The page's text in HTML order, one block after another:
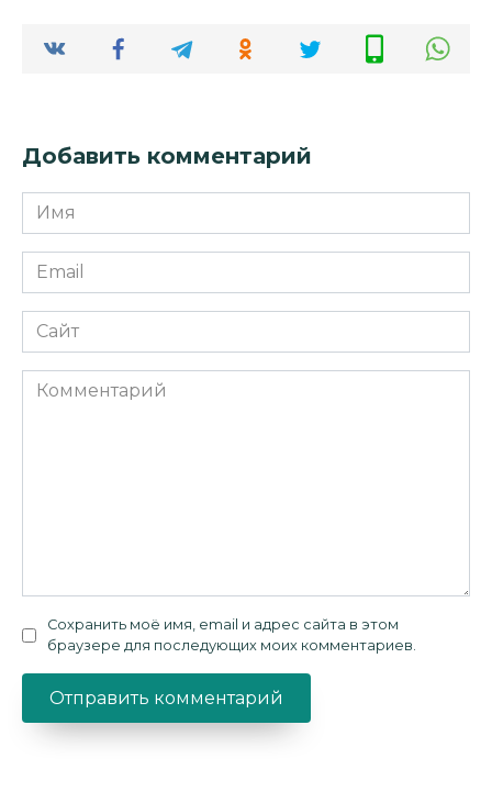
Добавить комментарий
Имя
*
Email
*
Сайт
Комментарий
Сохранить моё имя, email и адрес сайта в этом
браузере для последующих моих комментариев.